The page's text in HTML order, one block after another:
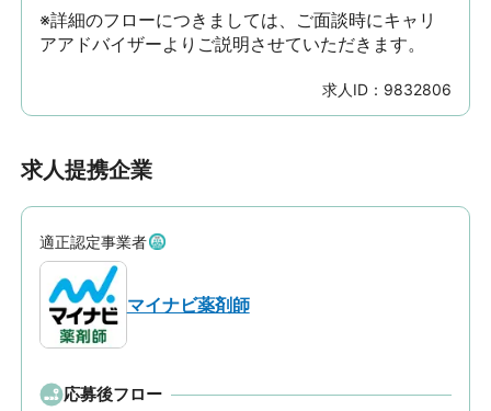
※詳細のフローにつきましては、ご面談時にキャリ
アアドバイザーよりご説明させていただきます。
求人ID： 9832806
求人提携企業
適正認定事業者
マイナビ薬剤師
応募後フロー